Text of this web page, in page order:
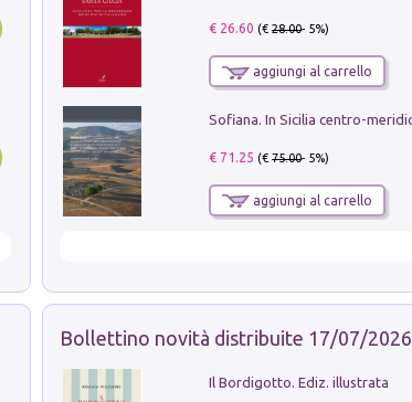
€ 26.60 (€28.00- 5%)
aggiungi al carrello
€ 71.25 (€75.00- 5%)
aggiungi al carrello
Bollettino novità distribuite 17/07/2026
Il Bordigotto. Ediz. illustrata